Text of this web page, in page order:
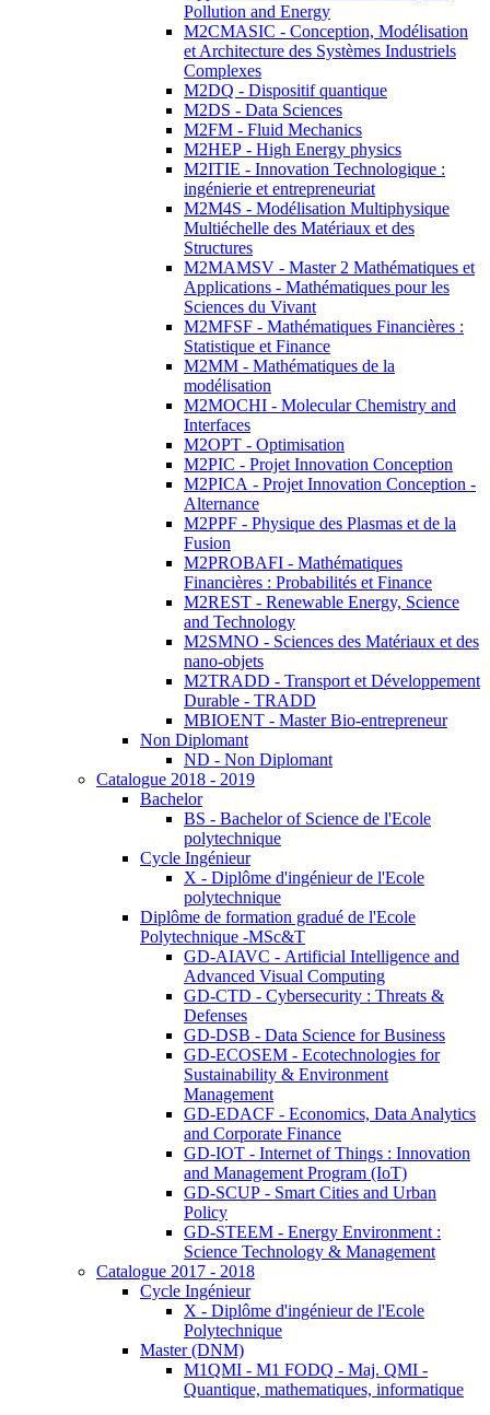
Pollution and Energy
M2CMASIC - Conception, Modélisation
et Architecture des Systèmes Industriels
Complexes
M2DQ - Dispositif quantique
M2DS - Data Sciences
M2FM - Fluid Mechanics
M2HEP - High Energy physics
M2ITIE - Innovation Technologique :
ingénierie et entrepreneuriat
M2M4S - Modélisation Multiphysique
Multiéchelle des Matériaux et des
Structures
M2MAMSV - Master 2 Mathématiques et
Applications - Mathématiques pour les
Sciences du Vivant
M2MFSF - Mathématiques Financières :
Statistique et Finance
M2MM - Mathématiques de la
modélisation
M2MOCHI - Molecular Chemistry and
Interfaces
M2OPT - Optimisation
M2PIC - Projet Innovation Conception
M2PICA - Projet Innovation Conception -
Alternance
M2PPF - Physique des Plasmas et de la
Fusion
M2PROBAFI - Mathématiques
Financières : Probabilités et Finance
M2REST - Renewable Energy, Science
and Technology
M2SMNO - Sciences des Matériaux et des
nano-objets
M2TRADD - Transport et Développement
Durable - TRADD
MBIOENT - Master Bio-entrepreneur
Non Diplomant
ND - Non Diplomant
Catalogue 2018 - 2019
Bachelor
BS - Bachelor of Science de l'Ecole
polytechnique
Cycle Ingénieur
X - Diplôme d'ingénieur de l'Ecole
polytechnique
Diplôme de formation gradué de l'Ecole
Polytechnique -MSc&T
GD-AIAVC - Artificial Intelligence and
Advanced Visual Computing
GD-CTD - Cybersecurity : Threats &
Defenses
GD-DSB - Data Science for Business
GD-ECOSEM - Ecotechnologies for
Sustainability & Environment
Management
GD-EDACF - Economics, Data Analytics
and Corporate Finance
GD-IOT - Internet of Things : Innovation
and Management Program (IoT)
GD-SCUP - Smart Cities and Urban
Policy
GD-STEEM - Energy Environment :
Science Technology & Management
Catalogue 2017 - 2018
Cycle Ingénieur
X - Diplôme d'ingénieur de l'Ecole
Polytechnique
Master (DNM)
M1QMI - M1 FODQ - Maj. QMI -
Quantique, mathematiques, informatique